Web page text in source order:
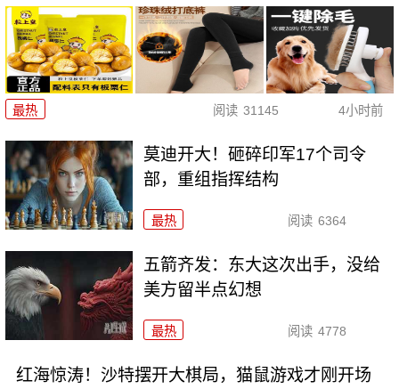
最热 阅读 31145 4小时前
莫迪开大！砸碎印军17个司令
部，重组指挥结构
最热 阅读 6364
五箭齐发：东大这次出手，没给
美方留半点幻想
最热 阅读 4778
红海惊涛！沙特摆开大棋局，猫鼠游戏才刚开场